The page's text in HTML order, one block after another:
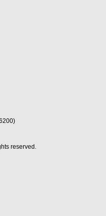
reserved.